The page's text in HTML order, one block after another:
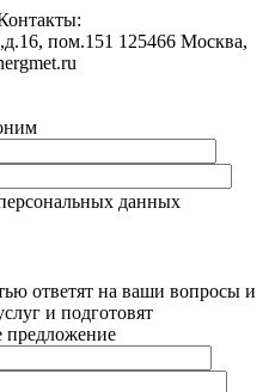
пом.151 125466 Москва,
данных
ответят на ваши вопросы и
и подготовят
предложение